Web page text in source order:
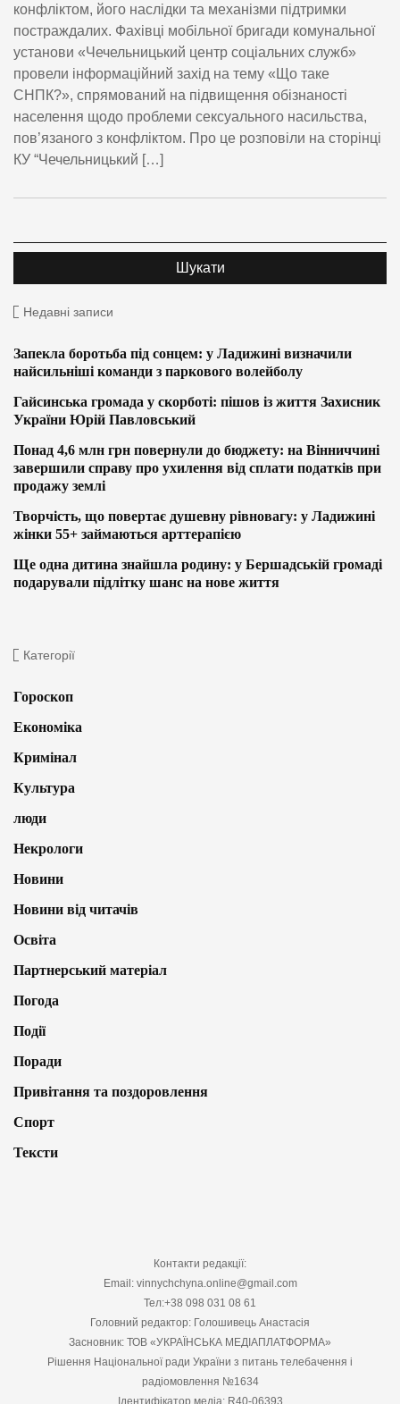
конфліктом, його наслідки та механізми підтримки
постраждалих. Фахівці мобільної бригади комунальної
установи «Чечельницький центр соціальних служб»
провели інформаційний захід на тему «Що таке
СНПК?», спрямований на підвищення обізнаності
населення щодо проблеми сексуального насильства,
пов’язаного з конфліктом. Про це розповіли на сторінці
КУ “Чечельницький […]
Недавні записи
Запекла боротьба під сонцем: у Ладижині визначили
найсильніші команди з паркового волейболу
Гайсинська громада у скорботі: пішов із життя Захисник
України Юрій Павловський
Понад 4,6 млн грн повернули до бюджету: на Вінниччині
завершили справу про ухилення від сплати податків при
продажу землі
Творчість, що повертає душевну рівновагу: у Ладижині
жінки 55+ займаються арттерапією
Ще одна дитина знайшла родину: у Бершадській громаді
подарували підлітку шанс на нове життя
Категорії
Гороскоп
Економіка
Кримінал
Культура
люди
Некрологи
Новини
Новини від читачів
Освіта
Партнерський матеріал
Погода
Події
Поради
Привітання та поздоровлення
Спорт
Тексти
Контакти редакції:
Email: vinnychchyna.online@gmail.com
Тел:+38 098 031 08 61
Головний редактор: Голошивець Анастасія
Засновник: ТОВ «УКРАЇНСЬКА МЕДІАПЛАТФОРМА»
Рішення Національної ради України з питань телебачення і
радіомовлення №1634
Ідентифікатор медіа: R40-06393